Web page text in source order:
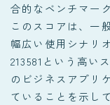
合的なベンチマー
このスコアは、一
幅広い使用シナリ
213581という高い
のビジネスアプリ
ていることを示し